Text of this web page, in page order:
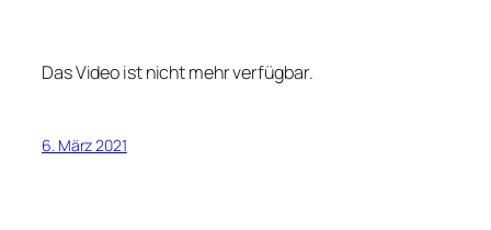
Das Video ist nicht mehr verfügbar.
6. März 2021